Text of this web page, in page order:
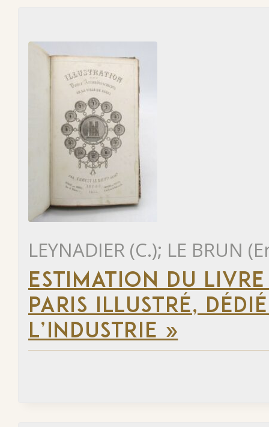
LEYNADIER (C.); LE BRUN
ESTIMATION DU
PARIS ILLUSTRÉ,
L’INDUSTRIE »